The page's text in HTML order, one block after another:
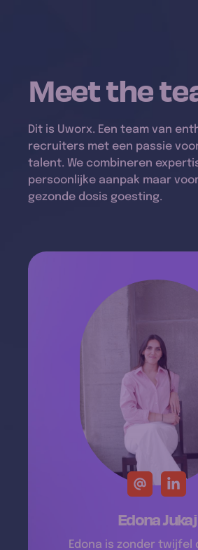
Meet the
Dit is Uworx. Een team van
recruiters met een passie
talent. We combineren
persoonlijke aanpak maar
gezonde dosis goesting.
Edona Jukaj
Edona is zonder twijfel